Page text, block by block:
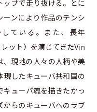
ップで走り抜ける。とに
ーンにより作品のテンシ
ている。また、長年
ット）を演じてきたVin
現地の人々の人柄や美
現したキューバ共和国の
ューバ魂を描きたかっ
からのキューバへのラブ